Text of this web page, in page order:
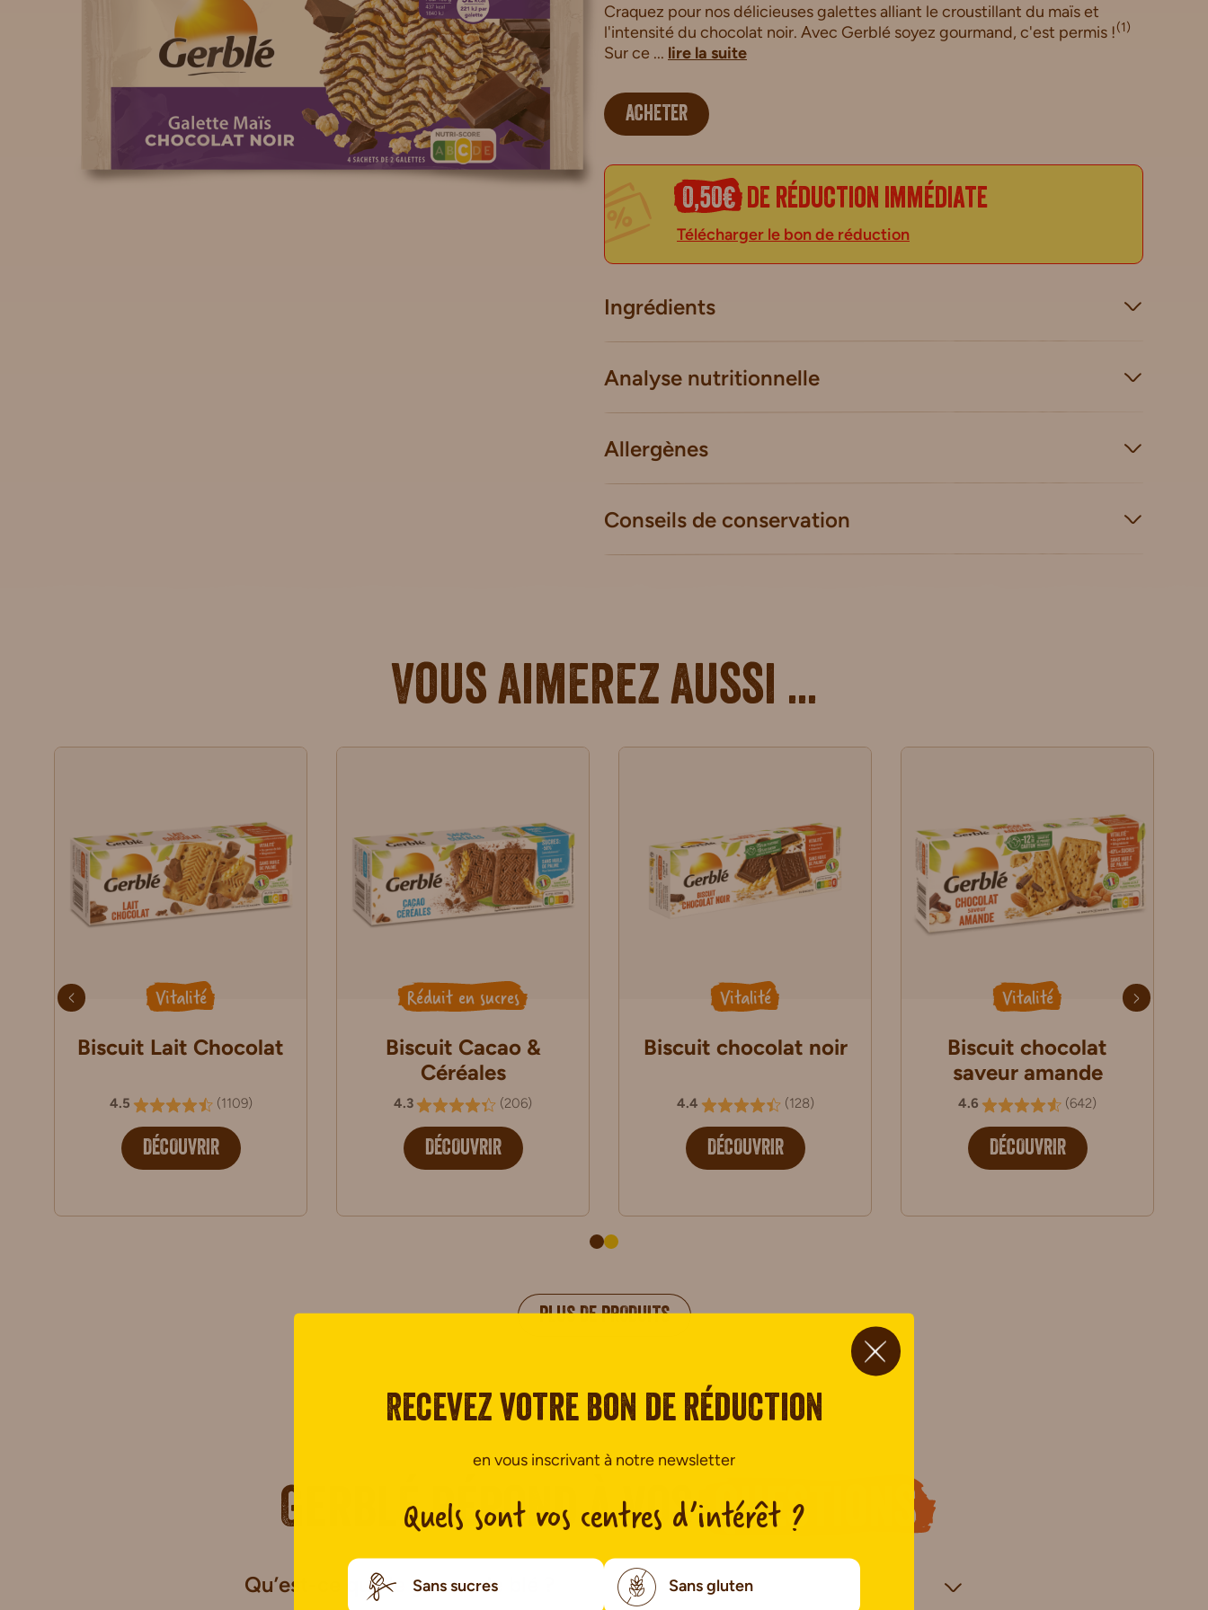
Craquez pour nos délicieuses galettes alliant le croustillant du maïs et
l'intensité du chocolat noir. Avec Gerblé soyez gourmand, c'est permis !(1)
Sur ce ... lire la suite
ACHETER
0,50€ de réduction immédiate
Télécharger le bon de réduction
Ingrédients
Analyse nutritionnelle
Allergènes
Conseils de conservation
Vous aimerez aussi ...
Vitalité
Biscuit Lait Chocolat
4.5 (1109)
DÉCOUVRIR
Réduit en sucres
Biscuit Cacao &
Céréales
4.3 (206)
DÉCOUVRIR
Vitalité
Biscuit chocolat noir
4.4 (128)
DÉCOUVRIR
Vitalité
Biscuit chocolat
saveur amande
4.6 (642)
DÉCOUVRIR
PLUS DE PRODUITS
Gerblé répond à vos questions
Qu’est-ce que le germe de blé ?
Recevez votre bon de réduction
en vous inscrivant à notre newsletter
Quels sont vos centres d’intérêt ?
Sans sucres Sans gluten